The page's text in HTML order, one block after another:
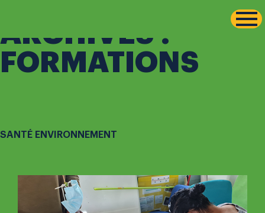
contenu
ARCHIVES :
FORMATIONS
SANTÉ ENVIRONNEMENT